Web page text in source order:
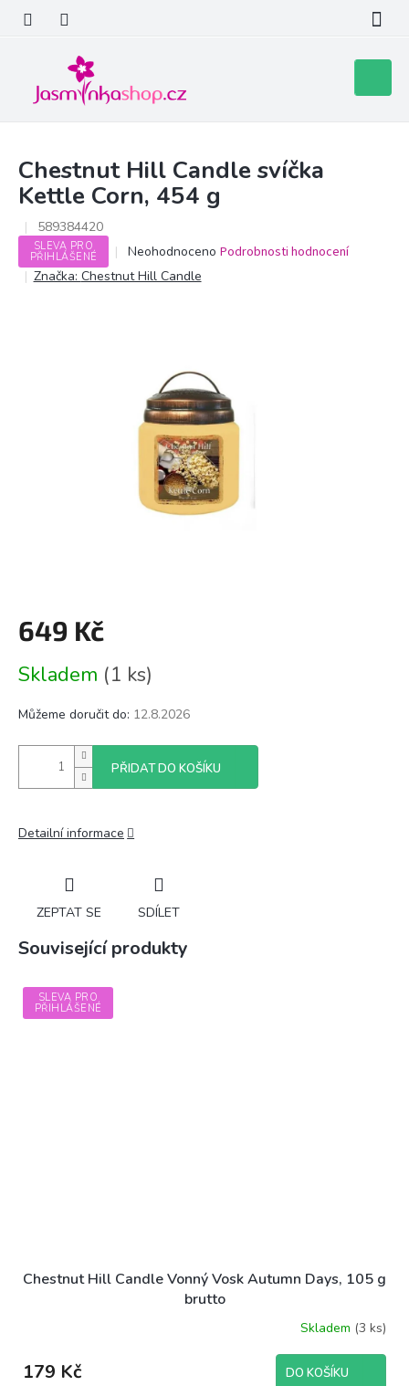
obsah
košík
Chestnut Hill Candle svíčka
Kettle Corn, 454 g
589384420
SLEVA PRO
PŘIHLÁŠENÉ
Průměrné
hodnocení
produktu
hvězdiček.
Neohodnoceno Podrobnosti hodnocení
Značka: Chestnut Hill Candle
649 Kč
cena:
Skladem (1 ks)
Můžeme doručit do: 12.8.2026
PŘIDAT DO KOŠÍKU
Detailní informace
ZEPTAT SE SDÍLET
Související produkty
SLEVA PRO
PŘIHLÁŠENÉ
Chestnut Hill Candle Vonný Vosk Autumn Days, 105 g
brutto
Skladem (3 ks)
179 Kč DO KOŠÍKU